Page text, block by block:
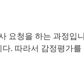
요청을 하는 과정입
. 따라서 감정평가